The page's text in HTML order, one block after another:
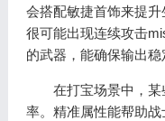
会搭配敏捷首饰来提升
很可能出现连续攻击
的武器，能确保输出稳
在打宝场景中，某
率。精准属性能帮助